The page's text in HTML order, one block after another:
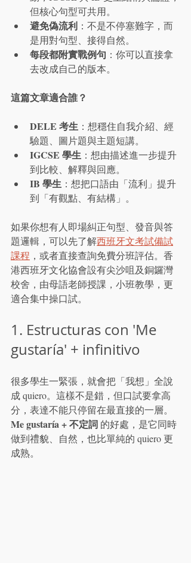
但核心句型可共用。
避免偽流利 ：不是不停塞難字，而
是用對句型、接得自然。
每段都附實戰例句 ：你可以直接拿
去改成自己的版本。
這篇文章適合誰？
DELE 考生 ：想穩住自我介紹、經
驗題、圖片題與主題短講。
IGCSE 學生 ：想由描述進一步提升
到比較、解釋與回應。
IB 學生 ：想把口語由「流利」提升
到「有觀點、有結構」。
如果你想有人即場糾正句型、發音與答
題邏輯，可以先了解西班牙文考試備試
課程 ，或者直接查詢免費分班評估。香
港西班牙文化協會設有尖沙咀及銅鑼灣
校舍，由母語老師授課，小班教學，更
適合集中操口試。
1. Estructuras con 'Me
gustaría' + infinitivo
很多學生一緊張，就會把「我想」全說
成 quiero。這樣不是錯，但口試要拿高
分，表達不能只停留在最直接的一層。
Me gustaría + 不定詞 的好處，是它同時
做到禮貌、自然，也比單純的 quiero 更
成熟。